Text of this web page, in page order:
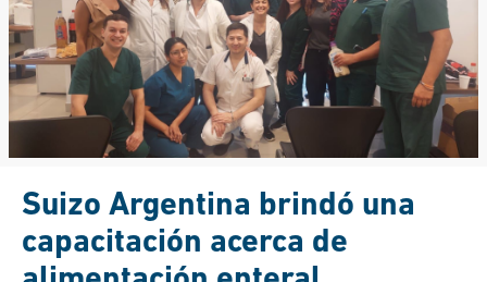
Suizo Argentina brindó una
capacitación acerca de